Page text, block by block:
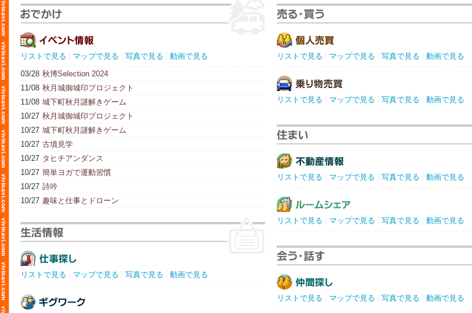
リストで見る マップで見る 写真で見る
動画で見る
03/28 秋博Selection 2024
11/08 秋月城御城印プロジェクト
11/08 城下町秋月謎解きゲーム
10/27 秋月城御城印プロジェクト
10/27 城下町秋月謎解きゲーム
10/27 古墳見学
10/27 タヒチアンダンス
10/27 簡単ヨガで運動習慣
10/27 詩吟
10/27 趣味と仕事とドローン
リストで見る マップで見る 写真で見る 動画で見る
リストで見る マップで見る 写真で見る 動画で見る
リストで見る マップで見る 写真で見る 動画で見る
リストで見る マップで見る 写真で見る 動画で見る
リストで見る マップで見る 写真で見る 動画で見る
リストで見る マップで見る 写真で見る 動画で見る